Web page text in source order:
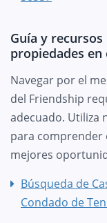
Guía y
propiedades
Navegar por el
del Friendship
adecuado. Utiliza
para comprender
mejores
Búsqueda de
Condado de